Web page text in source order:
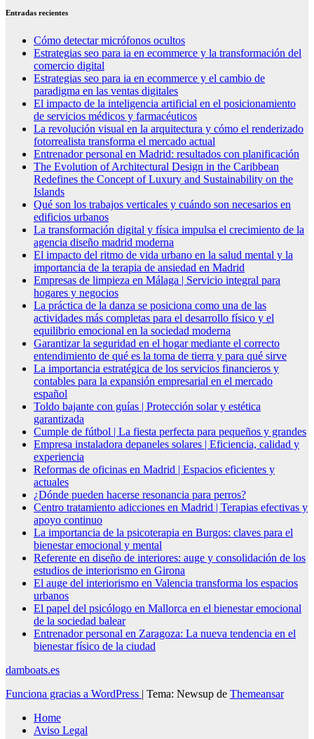
Entradas recientes
Cómo detectar micrófonos ocultos
Estrategias seo para ia en ecommerce y la transformación del
comercio digital
Estrategias seo para ia en ecommerce y el cambio de
paradigma en las ventas digitales
El impacto de la inteligencia artificial en el posicionamiento
de servicios médicos y farmacéuticos
La revolución visual en la arquitectura y cómo el renderizado
fotorrealista transforma el mercado actual
Entrenador personal en Madrid: resultados con planificación
The Evolution of Architectural Design in the Caribbean
Redefines the Concept of Luxury and Sustainability on the
Islands
Qué son los trabajos verticales y cuándo son necesarios en
edificios urbanos
La transformación digital y física impulsa el crecimiento de la
agencia diseño madrid moderna
El impacto del ritmo de vida urbano en la salud mental y la
importancia de la terapia de ansiedad en Madrid
Empresas de limpieza en Málaga | Servicio integral para
hogares y negocios
La práctica de la danza se posiciona como una de las
actividades más completas para el desarrollo físico y el
equilibrio emocional en la sociedad moderna
Garantizar la seguridad en el hogar mediante el correcto
entendimiento de qué es la toma de tierra y para qué sirve
La importancia estratégica de los servicios financieros y
contables para la expansión empresarial en el mercado
español
Toldo bajante con guías | Protección solar y estética
garantizada
Cumple de fútbol | La fiesta perfecta para pequeños y grandes
Empresa instaladora depaneles solares | Eficiencia, calidad y
experiencia
Reformas de oficinas en Madrid | Espacios eficientes y
actuales
¿Dónde pueden hacerse resonancia para perros?
Centro tratamiento adicciones en Madrid | Terapias efectivas y
apoyo continuo
La importancia de la psicoterapia en Burgos: claves para el
bienestar emocional y mental
Referente en diseño de interiores: auge y consolidación de los
estudios de interiorismo en Girona
El auge del interiorismo en Valencia transforma los espacios
urbanos
El papel del psicólogo en Mallorca en el bienestar emocional
de la sociedad balear
Entrenador personal en Zaragoza: La nueva tendencia en el
bienestar físico de la ciudad
damboats.es
Funciona gracias a WordPress | Tema: Newsup de Themeansar
Home
Aviso Legal